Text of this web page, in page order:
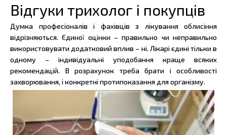
Відгуки трихолог і покупців
Думка професіоналів і фахівців з лікування облисіння
відрізняються. Єдиної оцінки – правильно чи неправильно
використовувати додатковий вплив – ні. Лікарі єдині тільки в
одному – індивідуальні уподобання краще всяких
рекомендацій. В розрахунок треба брати і особливості
захворювання, і конкретні протипоказання для організму.